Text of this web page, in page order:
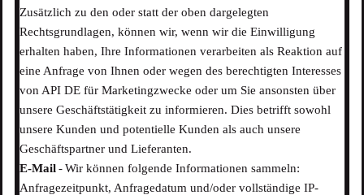
Zusätzlich zu den oder statt der oben dargelegten
Rechtsgrundlagen, können wir, wenn wir die Einwilligung
erhalten haben, Ihre Informationen verarbeiten als Reaktion auf
eine Anfrage von Ihnen oder wegen des berechtigten Interesses
von API DE für Marketingzwecke oder um Sie ansonsten über
unsere Geschäftstätigkeit zu informieren. Dies betrifft sowohl
unsere Kunden und potentielle Kunden als auch unsere
Geschäftspartner und Lieferanten.
E-Mail- Wir können folgende Informationen sammeln:
Anfragezeitpunkt, Anfragedatum und/oder vollständige IP-